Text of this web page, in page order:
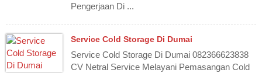
Pengerjaan Di ...
Service Cold Storage Di Dumai
Service Cold Storage Di Dumai 082366623838
CV Netral Service Melayani Pemasangan Cold